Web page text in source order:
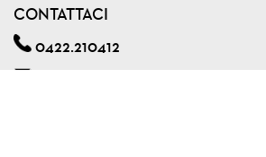
CONTATTACI
0422.210412